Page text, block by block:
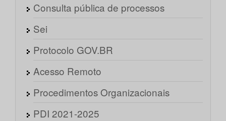
Consulta pública de processos
Sei
Protocolo GOV.BR
Acesso Remoto
Procedimentos Organizacionais
PDI 2021-2025